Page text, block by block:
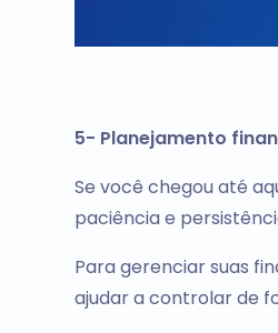
5- Planejamento
Se você chegou até
paciência e
Para gerenciar suas
ajudar a controlar de